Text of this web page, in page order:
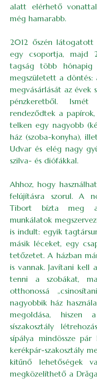
alatt elérhető vonattal
még hamarabb.
2012 őszén látogatott
egy csoportja, majd
tagság több
megszületett a döntés:
megvásárlását az évek
pénzkeretből.
rendeződtek a
telken egy nagyobb
ház (szoba-konyha),
Udvar és elég nagy
szilva- és diófákkal.
Ahhoz, hogy
felújításra szorul. A
Tibort bízta meg a
munkálatok
is indult: egyik
másik léceket, egy
tetőzetet. A házban
is vannak. Javítani kell
tenni a szobákat,
otthonossá
nagyobbik ház
megoldása, hiszen
síszakosztály
sípálya mindössze
kerékpár-szakosztály
kitűnő lehetőségek
megközelíthető a